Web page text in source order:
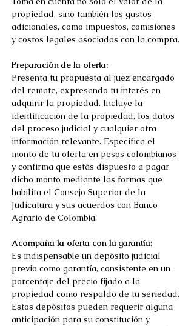
propiedad, sino también los gastos
adicionales, como impuestos, comisiones
y costos legales asociados con la compra.
Preparación de la oferta:
Presenta tu propuesta al juez encargado
del remate, expresando tu interés en
adquirir la propiedad. Incluye la
identificación de la propiedad, los datos
del proceso judicial y cualquier otra
información relevante. Especifica el
monto de tu oferta en pesos colombianos
y confirma que estás dispuesto a pagar
dicho monto mediante las formas que
habilita el Consejo Superior de la
Judicatura y sus acuerdos con Banco
Agrario de Colombia.
Acompaña la oferta con la garantía:
Es indispensable un depósito judicial
previo como garantía, consistente en un
porcentaje del precio fijado a la
propiedad como respaldo de tu seriedad.
Estos depósitos pueden requerir alguna
anticipación para su constitución y